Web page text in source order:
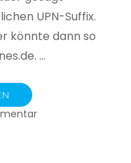
UPN-Suffix.
könnte dann so
…
zu